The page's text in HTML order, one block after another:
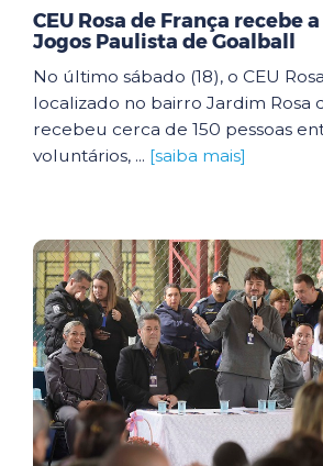
CEU Rosa de França recebe
Jogos Paulista de Goalball
No último sábado (18), o CEU
localizado no bairro Jardim Rosa
recebeu cerca de 150 pessoas
voluntários, ... [saiba mais]